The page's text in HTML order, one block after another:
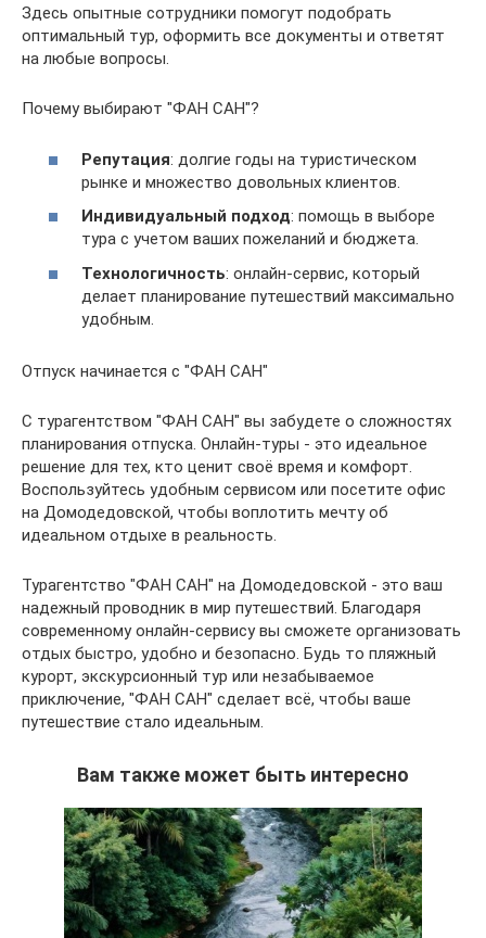
Здесь опытные сотрудники помогут подобрать
оптимальный тур, оформить все документы и ответят
на любые вопросы.
Почему выбирают "ФАН САН"?
Репутация: долгие годы на туристическом
рынке и множество довольных клиентов.
Индивидуальный подход: помощь в выборе
тура с учетом ваших пожеланий и бюджета.
Технологичность: онлайн-сервис, который
делает планирование путешествий максимально
удобным.
Отпуск начинается с "ФАН САН"
С турагентством "ФАН САН" вы забудете о сложностях
планирования отпуска. Онлайн-туры - это идеальное
решение для тех, кто ценит своё время и комфорт.
Воспользуйтесь удобным сервисом или посетите офис
на Домодедовской, чтобы воплотить мечту об
идеальном отдыхе в реальность.
Турагентство "ФАН САН" на Домодедовской - это ваш
надежный проводник в мир путешествий. Благодаря
современному онлайн-сервису вы сможете организовать
отдых быстро, удобно и безопасно. Будь то пляжный
курорт, экскурсионный тур или незабываемое
приключение, "ФАН САН" сделает всё, чтобы ваше
путешествие стало идеальным.
Вам также может быть интересно